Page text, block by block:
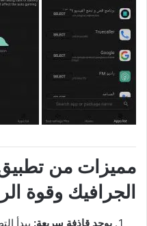
مميزات من
الجرافيك وقوة
يوجد قاذفة سريعة: يبدأ